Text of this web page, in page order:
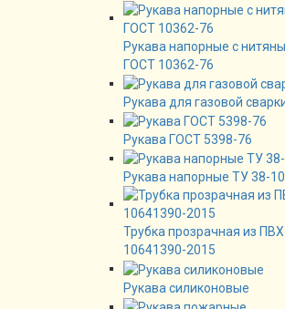
Рукава напорные с
ГОСТ 10362-76
Рукава для газовой
Рукава ГОСТ 5398-76
Рукава напорные ТУ 38-
Трубка прозрачная из
10641390-2015
Рукава силиконовые